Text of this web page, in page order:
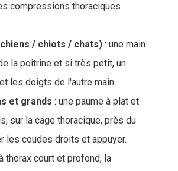
compressions thoraciques
/ chiots / chats) : une main
la poitrine et si très petit, un
les doigts de l'autre main.
et grands : une paume à plat et
sur la cage thoracique, près du
les coudes droits et appuyer.
thorax court et profond, la